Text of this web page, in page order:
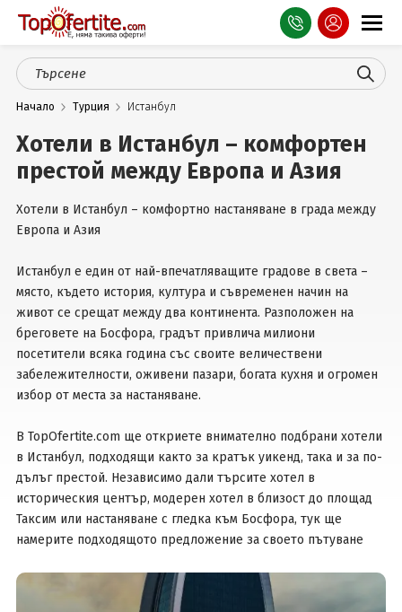
Оферти
СПА
Планина
Чужбина
Празници
Турция
Гърция
Услуги
Вход
Начало Турция Истанбул
Хотели в Истанбул – комфортен
престой между Европа и Азия
Хотели в Истанбул – комфортно настаняване в града между
Европа и Азия
Истанбул е един от най-впечатляващите градове в света –
място, където история, култура и съвременен начин на
живот се срещат между два континента. Разположен на
бреговете на Босфора, градът привлича милиони
посетители всяка година със своите величествени
забележителности, оживени пазари, богата кухня и огромен
избор от места за настаняване.
В TopOfertite.com ще откриете внимателно подбрани хотели
в Истанбул, подходящи както за кратък уикенд, така и за по-
дълъг престой. Независимо дали търсите хотел в
историческия център, модерен хотел в близост до площад
Таксим или настаняване с гледка към Босфора, тук ще
намерите подходящото предложение за своето пътуване